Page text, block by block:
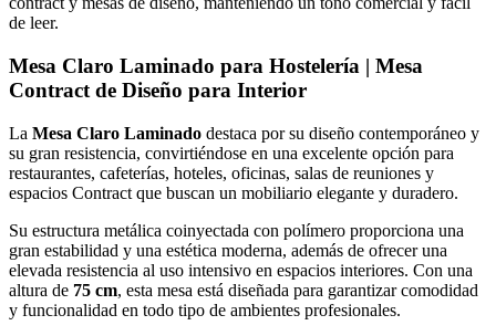
de leer.
Mesa Claro Laminado para Hostelería | Mesa
Contract de Diseño para Interior
La Mesa Claro Laminado destaca por su diseño contemporáneo y
su gran resistencia, convirtiéndose en una excelente opción para
restaurantes, cafeterías, hoteles, oficinas, salas de reuniones y
espacios Contract que buscan un mobiliario elegante y duradero.
Su estructura metálica coinyectada con polímero proporciona una
gran estabilidad y una estética moderna, además de ofrecer una
elevada resistencia al uso intensivo en espacios interiores. Con una
altura de 75 cm, esta mesa está diseñada para garantizar comodidad
y funcionalidad en todo tipo de ambientes profesionales.